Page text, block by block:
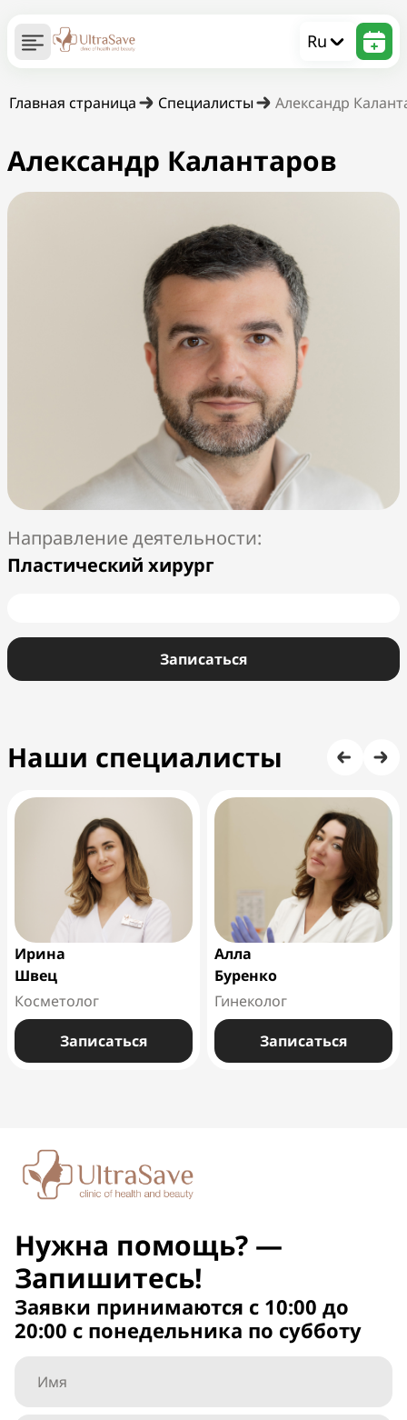
Ru
Главная страница Специалисты Александр
Александр Калантаров
Пластический хирург
Записаться
Наши специалисты
Ирина
Швец
Косметолог
Записаться
Алла
Буренко
Гинеколог
Записаться
Нужна помощь? —
Запишитесь!
Заявки принимаются с 10:00 до
20:00 с понедельника по субботу